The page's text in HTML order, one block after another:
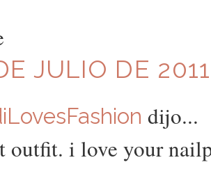
JULIO DE
dijo...
outfit. i love your